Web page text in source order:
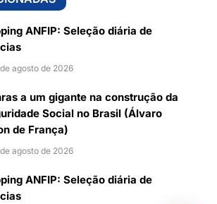
ANFIP: Seleção diária de
agosto de 2026
a um gigante na construção da
Social no Brasil (Álvaro
de França)
agosto de 2026
ANFIP: Seleção diária de